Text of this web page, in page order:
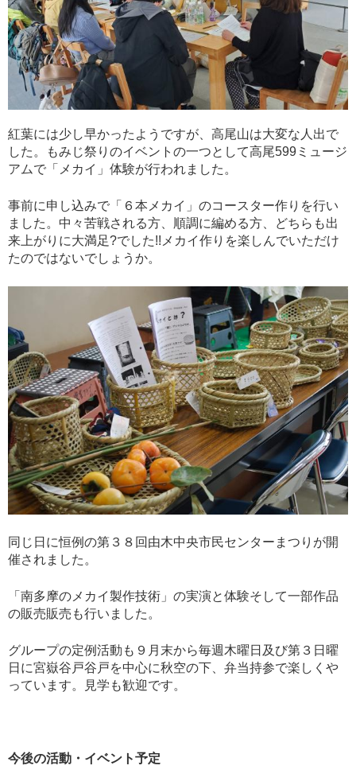
紅葉には少し早かったようですが、高尾山は大変な人出で
した。もみじ祭りのイベントの一つとして高尾599ミュージ
アムで「メカイ」体験が行われました。
事前に申し込みで「６本メカイ」のコースター作りを行い
ました。中々苦戦される方、順調に編める方、どちらも出
来上がりに大満足?でした!!メカイ作りを楽しんでいただけ
たのではないでしょうか。
同じ日に恒例の第３８回由木中央市民センターまつりが開
催されました。
「南多摩のメカイ製作技術」の実演と体験そして一部作品
の販売販売も行いました。
グループの定例活動も９月末から毎週木曜日及び第３日曜
日に宮嶽谷戸谷戸を中心に秋空の下、弁当持参で楽しくや
っています。見学も歓迎です。
今後の活動・イベント予定